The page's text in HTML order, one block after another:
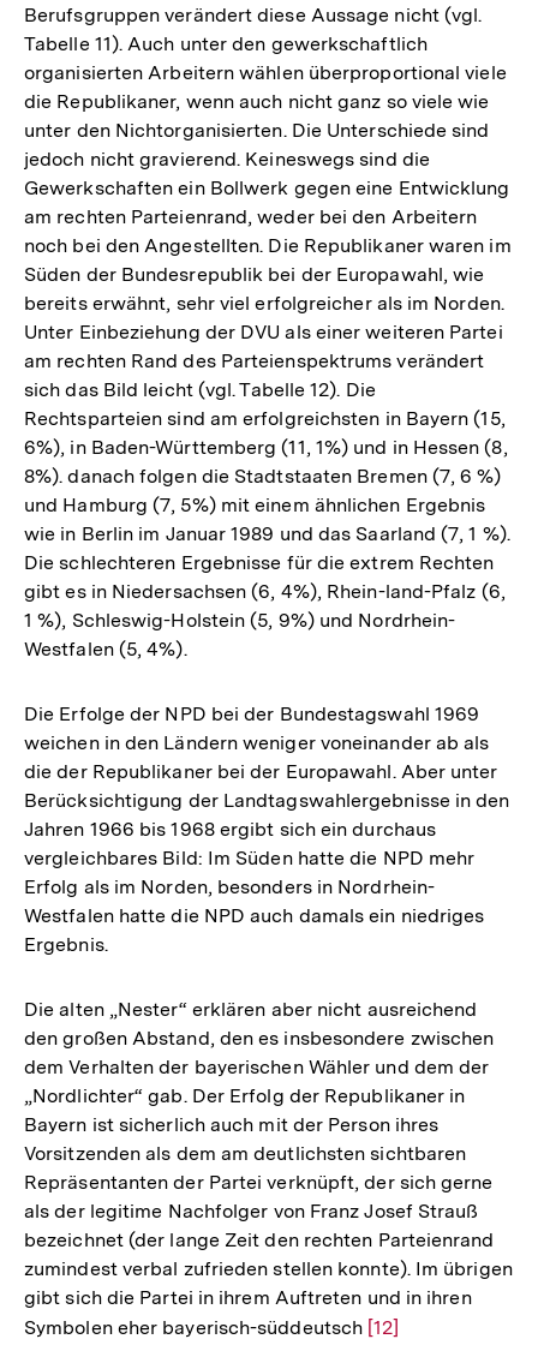
Berufsgruppen verändert diese Aussage nicht (vgl.
Tabelle 11). Auch unter den gewerkschaftlich
organisierten Arbeitern wählen überproportional viele
die Republikaner, wenn auch nicht ganz so viele wie
unter den Nichtorganisierten. Die Unterschiede sind
jedoch nicht gravierend. Keineswegs sind die
Gewerkschaften ein Bollwerk gegen eine Entwicklung
am rechten Parteienrand, weder bei den Arbeitern
noch bei den Angestellten. Die Republikaner waren im
Süden der Bundesrepublik bei der Europawahl, wie
bereits erwähnt, sehr viel erfolgreicher als im Norden.
Unter Einbeziehung der DVU als einer weiteren Partei
am rechten Rand des Parteienspektrums verändert
sich das Bild leicht (vgl. Tabelle 12). Die
Rechtsparteien sind am erfolgreichsten in Bayern (15,
6%), in Baden-Württemberg (11, 1%) und in Hessen (8,
8%). danach folgen die Stadtstaaten Bremen (7, 6 %)
und Hamburg (7, 5%) mit einem ähnlichen Ergebnis
wie in Berlin im Januar 1989 und das Saarland (7, 1 %).
Die schlechteren Ergebnisse für die extrem Rechten
gibt es in Niedersachsen (6, 4%), Rhein-land-Pfalz (6,
1 %), Schleswig-Holstein (5, 9%) und Nordrhein-
Westfalen (5, 4%).
Die Erfolge der NPD bei der Bundestagswahl 1969
weichen in den Ländern weniger voneinander ab als
die der Republikaner bei der Europawahl. Aber unter
Berücksichtigung der Landtagswahlergebnisse in den
Jahren 1966 bis 1968 ergibt sich ein durchaus
vergleichbares Bild: Im Süden hatte die NPD mehr
Erfolg als im Norden, besonders in Nordrhein-
Westfalen hatte die NPD auch damals ein niedriges
Ergebnis.
Die alten „Nester“ erklären aber nicht ausreichend
den großen Abstand, den es insbesondere zwischen
dem Verhalten der bayerischen Wähler und dem der
„Nordlichter“ gab. Der Erfolg der Republikaner in
Bayern ist sicherlich auch mit der Person ihres
Vorsitzenden als dem am deutlichsten sichtbaren
Repräsentanten der Partei verknüpft, der sich gerne
als der legitime Nachfolger von Franz Josef Strauß
bezeichnet (der lange Zeit den rechten Parteienrand
zumindest verbal zufrieden stellen konnte). Im übrigen
gibt sich die Partei in ihrem Auftreten und in ihren
Symbolen eher bayerisch-süddeutsch Zur
[12]